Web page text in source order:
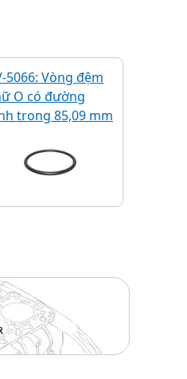
5066: Vòng đệm
O có đường
trong 85,09 mm